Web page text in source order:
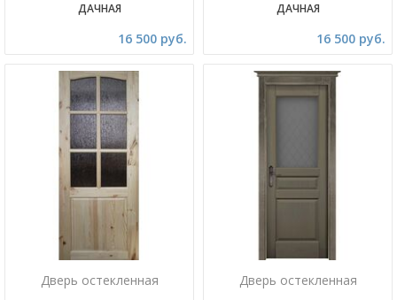
ДАЧНАЯ
16 500 руб.
ДАЧНАЯ
16 500 руб.
Дверь остекленная Дверь остекленная